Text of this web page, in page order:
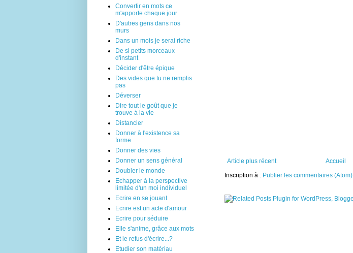
Article plus récent
Accueil
Inscription à : Publier les commentaires (Atom)
Convertir en mots ce
m'apporte chaque jour
D'autres gens dans nos
murs
Dans un mois je serai riche
De si petits morceaux
d'instant
Décider d'être épique
Des vides que tu ne remplis
pas
Déverser
Dire tout le goût que je
trouve à la vie
Distancier
Donner à l'existence sa
forme
Donner des vies
Donner un sens général
Doubler le monde
Echapper à la perspective
limitée d'un moi individuel
Ecrire en se jouant
Ecrire est un acte d'amour
Ecrire pour séduire
Elle s'anime, grâce aux mots
Et le refus d'écrire...?
Etudier son matériau